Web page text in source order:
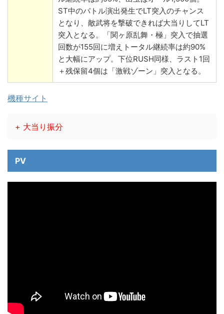
ST中のバトル演出発生でLT突入のチャンス
となり、敵武将を撃破できれば大当りしてLT
突入となる。「関ヶ原乱舞・極」突入で抽選
回数が155回に増えトータル継続率は約90%
と大幅にアップ。下位RUSH同様、ラスト1回
＋残保留4個は「激戦ゾーン」突入となる。
機種サイト
+ 大当り振分
PV